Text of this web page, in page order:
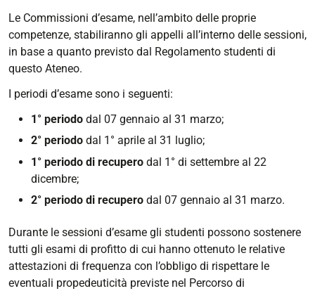
Le Commissioni d’esame, nell’ambito delle proprie
competenze, stabiliranno gli appelli all’interno delle sessioni,
in base a quanto previsto dal Regolamento studenti di
questo Ateneo.
I periodi d’esame sono i seguenti:
1° periodo dal 07 gennaio al 31 marzo;
2° periodo dal 1° aprile al 31 luglio;
1° periodo di recupero dal 1° di settembre al 22
dicembre;
2° periodo di recupero dal 07 gennaio al 31 marzo.
Durante le sessioni d’esame gli studenti possono sostenere
tutti gli esami di profitto di cui hanno ottenuto le relative
attestazioni di frequenza con l’obbligo di rispettare le
eventuali propedeuticità previste nel Percorso di